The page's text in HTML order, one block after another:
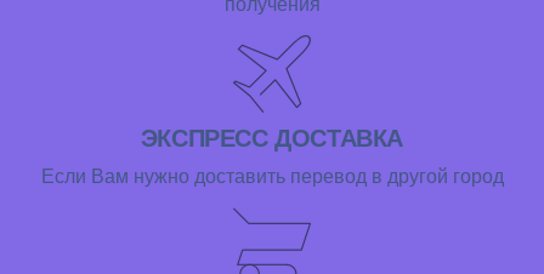
получения
ЭКСПРЕСС ДОСТАВКА
Если Вам нужно доставить перевод в другой город